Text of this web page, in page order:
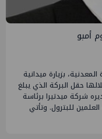
أمبو
بزيارة ميدانية
حقل البركة الذي يبلغ
وتديره شركة ميدتيرا برئاسة
للبترول. وتأتي